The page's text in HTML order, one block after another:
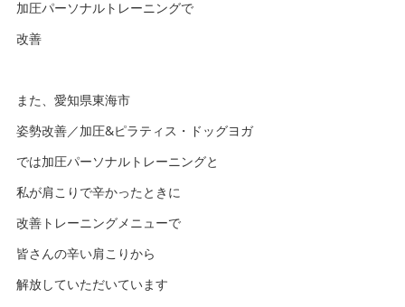
加圧パーソナルトレーニングで
改善
また、愛知県東海市
姿勢改善／加圧&ピラティス・ドッグヨガ
では加圧パーソナルトレーニングと
私が肩こりで辛かったときに
改善トレーニングメニューで
皆さんの辛い肩こりから
解放していただいています